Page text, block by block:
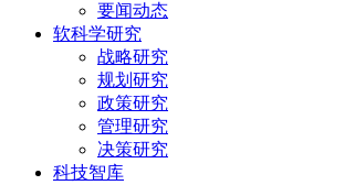
要闻动态
软科学研究
战略研究
规划研究
政策研究
管理研究
决策研究
科技智库